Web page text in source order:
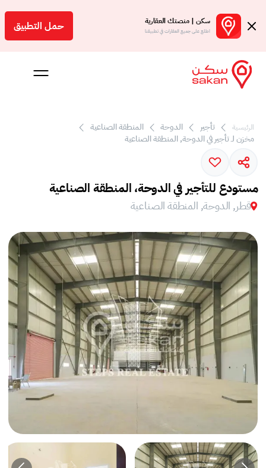
سكن | منصتك العقارية
اطلع على جميع العقارات في تطبيقنا حمل التطبيق
الرئيسية تأجير الدوحة
المنطقة الصناعية
مخزن لـ تأجير في الدوحة, المنطقة الصناعية
مستودع للتأجير في الدوحة، المنطقة الصناعية
قطر, الدوحة, المنطقة الصناعية